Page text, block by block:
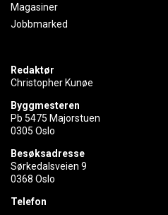
Magasiner
Jobbmarked
Redaktør
Christopher Kunøe
Byggmesteren
Pb 5475 Majorstuen
0305 Oslo
Besøksadresse
Sørkedalsveien 9
0368 Oslo
Telefon